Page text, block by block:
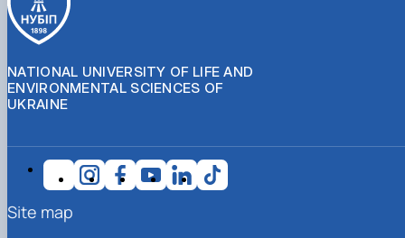
NATIONAL UNIVERSITY OF LIFE AND
ENVIRONMENTAL SCIENCES OF
UKRAINE
Site map